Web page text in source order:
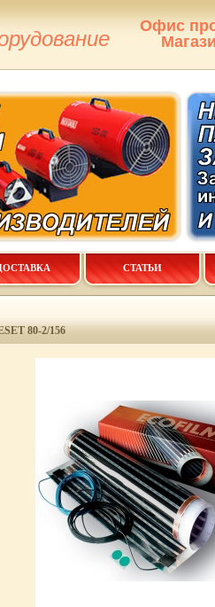
Офис
СТАТЬИ
80-2/156